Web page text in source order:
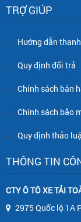
TRỢ GIÚP
Hướng dẫn
Quy định đổi trả
Chính sách bán
Chính sách bảo
Quy định thảo
THÔNG TIN
CTY Ô TÔ XE TẢI
2975 Quốc lộ 1A